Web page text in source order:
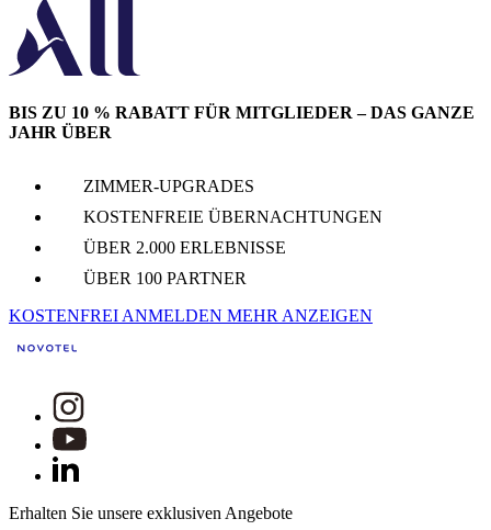
BIS ZU 10 % RABATT FÜR MITGLIEDER – DAS GANZE
JAHR ÜBER
ZIMMER-UPGRADES
KOSTENFREIE ÜBERNACHTUNGEN
ÜBER 2.000 ERLEBNISSE
ÜBER 100 PARTNER
KOSTENFREI ANMELDEN MEHR ANZEIGEN
Erhalten Sie unsere exklusiven Angebote